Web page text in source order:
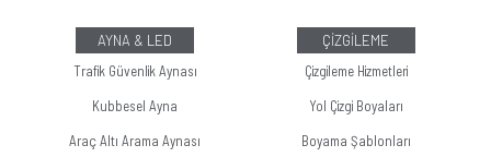
AYNA & LED
Trafik Güvenlik Aynası
Kubbesel Ayna
Araç Altı Arama Aynası
ÇİZGİLEME
Çizgileme Hizmetleri
Yol Çizgi Boyaları
Boyama Şablonları